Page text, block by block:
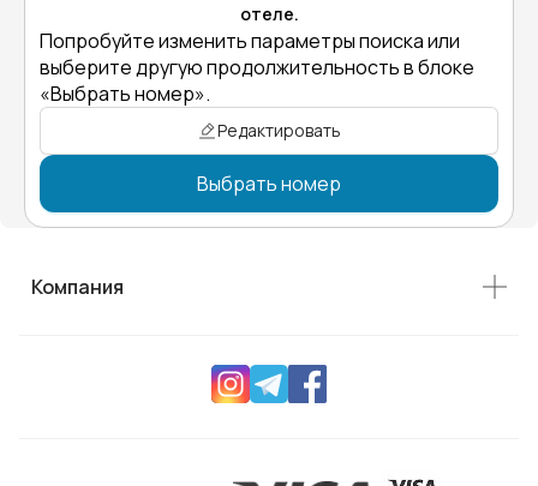
отеле.
Попробуйте изменить параметры поиска или
выберите другую продолжительность в блоке
«Выбрать номер».
Редактировать
Выбрать номер
Компания